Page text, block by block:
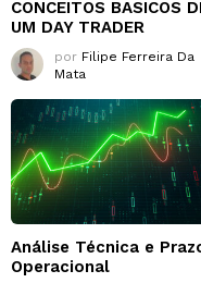
CONCEITOS BASICOS
UM DAY TRADER
por Filipe Ferreira Da
Mata
Análise Técnica e
Operacional